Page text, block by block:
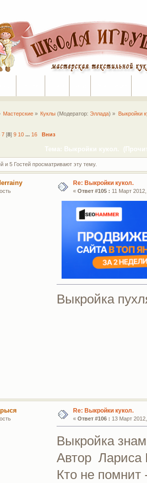
Мастерские » Куклы (Модератор:Эллада) » Выкройки
7[8] 9 10 ... 16 Вниз
Тема: Выкройки кукол.
и 5 Гостей просматривают эту тему.
Re: Выкройки кукол.
« Ответ #105 : 11 Март
Выкройка
Re: Выкройки кукол.
« Ответ #106 : 13 Март
Выкройка
Автор Лариса
Кто не помнит